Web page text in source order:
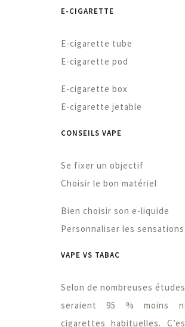
E-CIGARETTE
E-cigarette tube
E-cigarette pod
E-cigarette box
E-cigarette jetable
CONSEILS VAPE
Se fixer un objectif
Choisir le bon matériel
Bien choisir son e-liquide
Personnaliser les sensations
VAPE VS TABAC
Selon de nombreuses
seraient 95 % moins
cigarettes habituelles.